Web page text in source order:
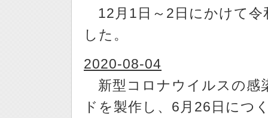
12月1日～2日にかけて令
した。
2020-08-04
新型コロナウイルスの感
ドを製作し、6月26日につ